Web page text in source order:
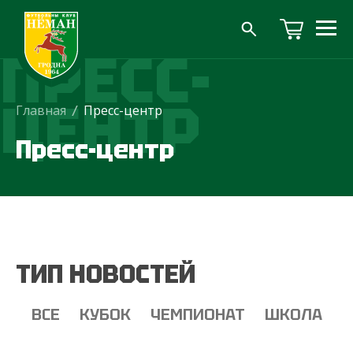
ПРЕСС-
ЦЕНТР
Главная / Пресс-центр
Пресс-центр
ТИП НОВОСТЕЙ
ВСЕ КУБОК ЧЕМПИОНАТ ШКОЛА